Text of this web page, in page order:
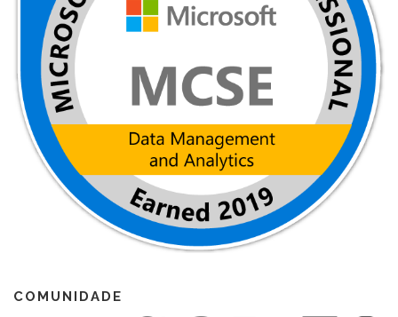
COMUNIDADE